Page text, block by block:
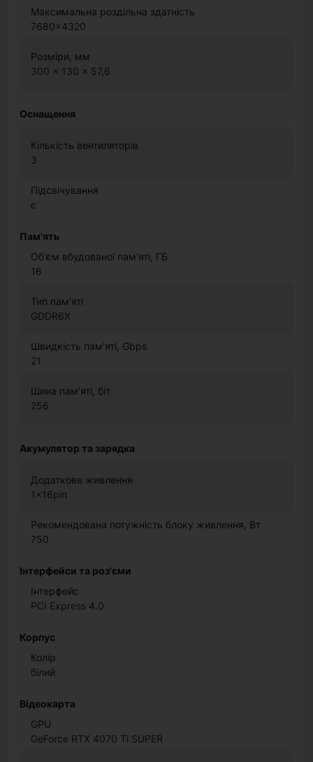
Максимальна роздільна здатність
7680x4320
Розміри, мм
300 x 130 x 57,6
Оснащення
Кількість вентиляторів
3
Підсвічування
є
Пам'ять
Об'єм вбудованої пам'яті, ГБ
16
Тип пам'яті
GDDR6X
Швидкість пам'яті, Gbps
21
Шина пам'яті, біт
256
Акумулятор та зарядка
Додаткове живлення
1x16pin
Рекомендована потужність блоку живлення, Вт
750
Інтерфейси та роз'єми
Інтерфейс
PCI Express 4.0
Корпус
Колір
білий
Відеокарта
GPU
GeForce RTX 4070 Ti SUPER